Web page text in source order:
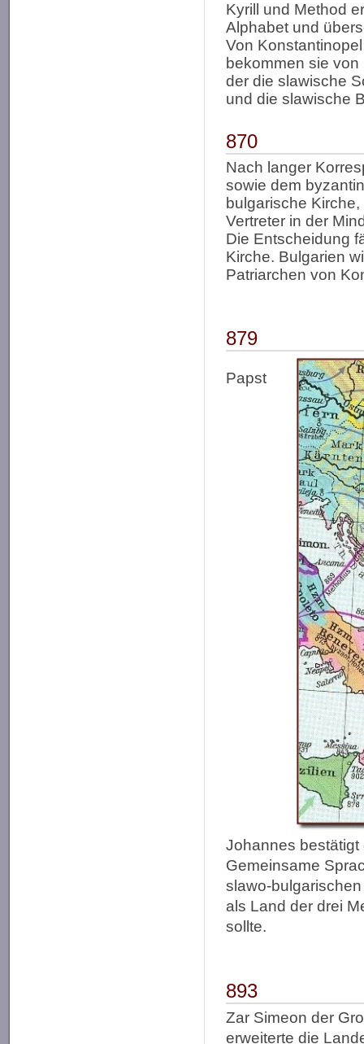
Kyrill und Method
Alphabet und
Von
bekommen sie
der die slawische
und die slawische
870
Nach langer
sowie dem
bulgarische
Vertreter in der
Die Entscheidung
Kirche. Bulgarien
Patriarchen von
879
Papst
Johannes
Gemeinsame
slawo-
als Land der drei
sollte.
893
Zar Simeon der
erweiterte die